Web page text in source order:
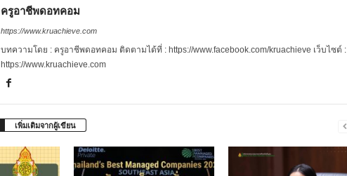
ครูอาชีพดอทคอม
https://www.kruachieve.com
บทความโดย : ครูอาชีพดอทคอม ติดตามได้ที่ : https://www.facebook.com/kruachieve เว็บไซต์ :
https://www.kruachieve.com
เพิ่มเติมจากผู้เขียน